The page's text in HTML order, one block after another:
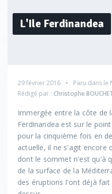
L'Ile Ferdinandea
29 février 2016 Paru dans le
Rédigé par : Christophe
Immergée entre la côte de
Ferdinandea est sur le
pour la cinquième fois en
actuelle, il ne s'agit encore
dont le sommet n'est qu'à
de la surface de la
des éruptions l'ont déjà